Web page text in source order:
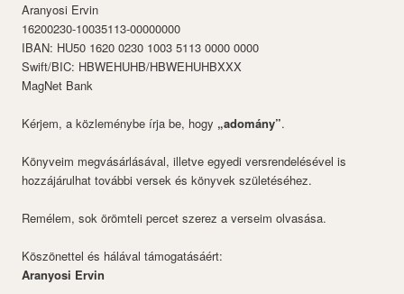
Aranyosi Ervin
16200230-10035113-00000000
IBAN: HU50 1620 0230 1003 5113 0000 0000
Swift/BIC: HBWEHUHB/HBWEHUHBXXX
MagNet Bank
Kérjem, a közleménybe írja be, hogy „adomány”.
Könyveim megvásárlásával, illetve egyedi versrendelésével is
hozzájárulhat további versek és könyvek születéséhez.
Remélem, sok örömteli percet szerez a verseim olvasása.
Köszönettel és hálával támogatásáért:
Aranyosi Ervin